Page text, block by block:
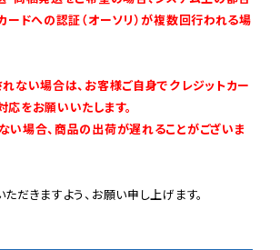
ードへの認証（オーソリ）が複数回行われる場
ない場合は、お客様ご自身でクレジットカー
をお願いいたします。
場合、商品の出荷が遅れることがございま
だきますよう、お願い申し上げます。